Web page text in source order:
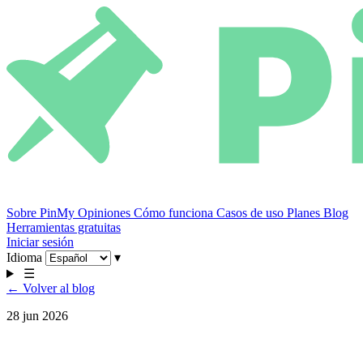
Sobre PinMy Opiniones Cómo funciona Casos de uso Planes Blog
Herramientas gratuitas
Iniciar sesión
Idioma
▾
☰
← Volver al blog
28 jun 2026